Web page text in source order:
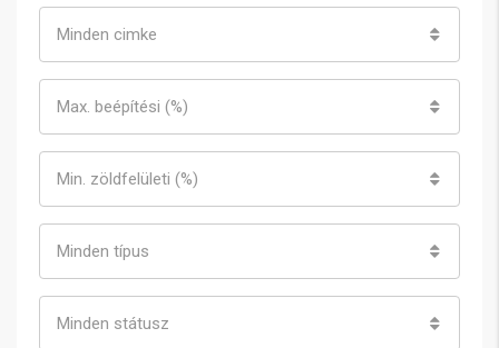
Minden cimke
Max. beépítési (%)
Min. zöldfelületi (%)
Minden típus
Minden státusz